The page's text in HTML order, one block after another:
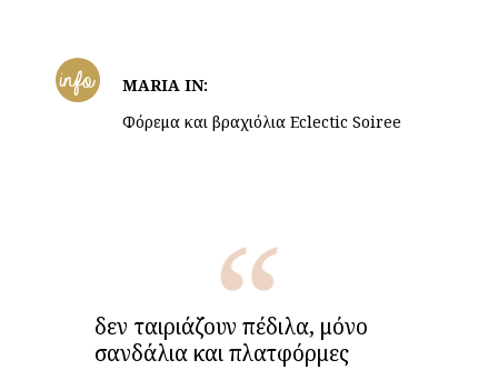
info
MARIA IN:
Φόρεμα και βραχιόλια Eclectic Soiree
δεν ταιριάζουν πέδιλα, μόνο
σανδάλια και πλατφόρμες